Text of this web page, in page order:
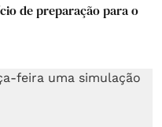
de preparação para o